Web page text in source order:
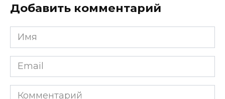
Добавить комментарий
Имя
*
Email
*
Комментарий